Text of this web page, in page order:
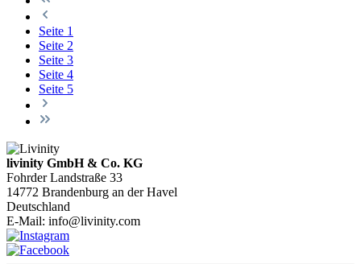
Seite 1
Seite 2
Seite 3
Seite 4
Seite 5
livinity GmbH & Co. KG
Fohrder Landstraße 33
14772 Brandenburg an der Havel
Deutschland
E-Mail: info@livinity.com